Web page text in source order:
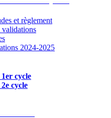
et règlement
validations
2024-2025
cycle
cycle